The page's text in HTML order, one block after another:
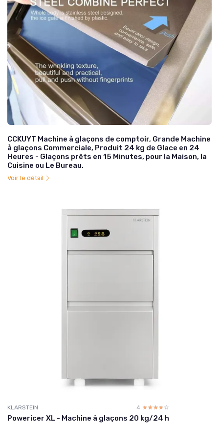
CCKUYT Machine à glaçons de comptoir, Grande Machine
à glaçons Commerciale, Produit 24 kg de Glace en 24
Heures - Glaçons prêts en 15 Minutes, pour la Maison, la
Cuisine ou Le Bureau.
Voir le détail
KLARSTEIN 4 ☆☆☆☆☆
★★★★★
Powericer XL - Machine à glaçons 20 kg/24 h